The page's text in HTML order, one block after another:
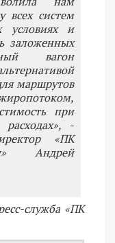
всех систем
условиях и
заложенных
вагон
маршрутов
при
расходах», -
«ПК
Андрей
служба «ПК